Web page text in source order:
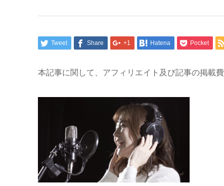
Tweet Share +1 Hatena Pocket
本記事に関して、アフィリエイト及び記事の掲載